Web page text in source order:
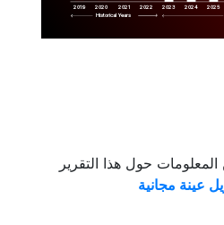
2019 2020 2021 2022 2023 2024 2025
Historical Years
حول هذا التقرير